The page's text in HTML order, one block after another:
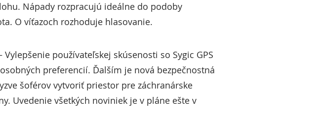
Nápady rozpracujú ideálne do podoby
O víťazoch rozhoduje hlasovanie.
používateľskej skúsenosti so Sygic GPS
preferencií. Ďalším je nová bezpečnostná
šoférov vytvoriť priestor pre záchranárske
Uvedenie všetkých noviniek je v pláne ešte v